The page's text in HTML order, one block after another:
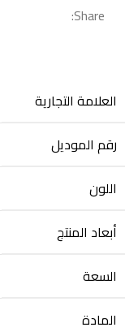
Share:
العلامة التجارية
رقم الموديل
اللون
أبعاد المنتج
السعة
المادة